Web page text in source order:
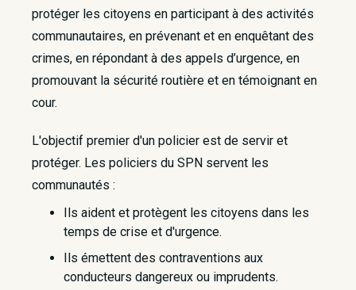
protéger les citoyens en participant à des activités
communautaires, en prévenant et en enquêtant des
crimes, en répondant à des appels d’urgence, en
promouvant la sécurité routière et en témoignant en
cour.
L'objectif premier d'un policier est de servir et
protéger. Les policiers du SPN servent les
communautés :
Ils aident et protègent les citoyens dans les
temps de crise et d'urgence.
Ils émettent des contraventions aux
conducteurs dangereux ou imprudents.